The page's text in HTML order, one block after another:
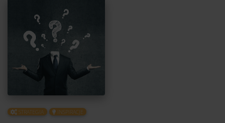
STRATEGIA INSPIRACJE